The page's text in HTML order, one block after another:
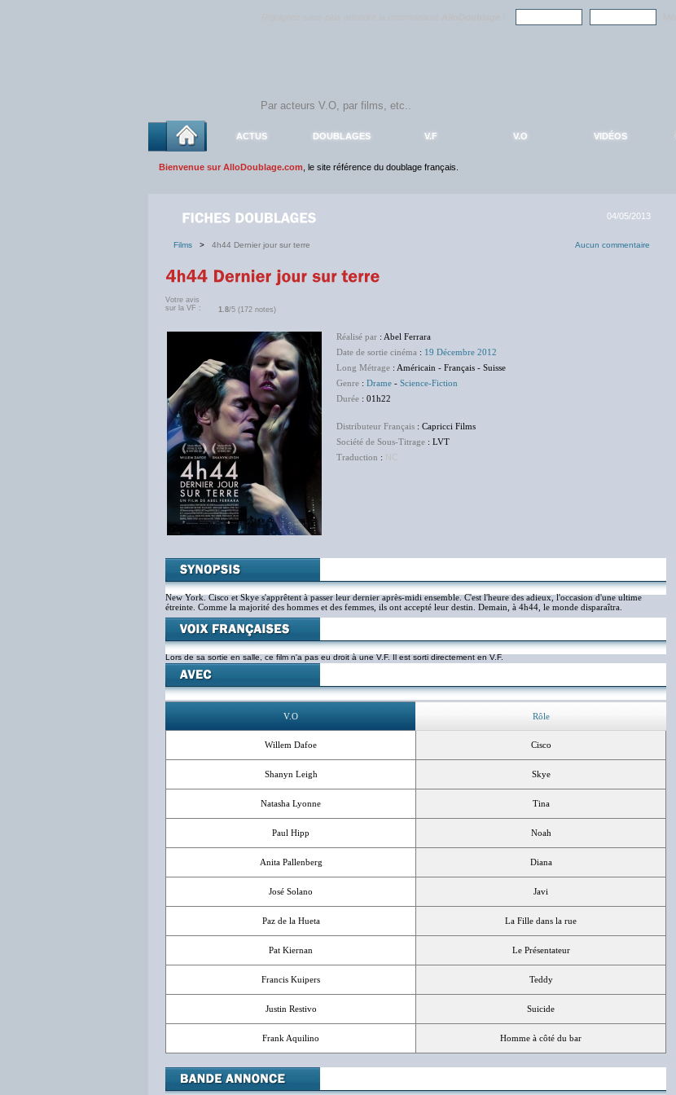
ACTUS DOUBLAGES V.F V.O VIDÉOS
Bienvenue sur AlloDoublage.com , le site référence du doublage français.
04/05/2013
Films > 4h44 Dernier jour sur terre Aucun commentaire
Votre avis
sur la VF :
1.8/5 (172 notes)
Réalisé par : Abel Ferrara
Date de sortie cinéma : 19 Décembre 2012
Long Métrage : Américain - Français - Suisse
Genre : Drame - Science-Fiction
Durée : 01h22
Distributeur Français : Capricci Films
Société de Sous-Titrage : LVT
Traduction : NC
New York. Cisco et Skye s'apprêtent à passer leur dernier après-midi ensemble. C'est l'heure des adieux, l'occasion d'une ultime
étreinte. Comme la majorité des hommes et des femmes, ils ont accepté leur destin. Demain, à 4h44, le monde disparaîtra.
Lors de sa sortie en salle, ce film n'a pas eu droit à une V.F. Il est sorti directement en V.F.
V.O Rôle
Willem Dafoe Cisco
Shanyn Leigh Skye
Natasha Lyonne Tina
Paul Hipp Noah
Anita Pallenberg Diana
José Solano Javi
Paz de la Hueta La Fille dans la rue
Pat Kiernan Le Présentateur
Francis Kuipers Teddy
Justin Restivo Suicide
Frank Aquilino Homme à côté du bar